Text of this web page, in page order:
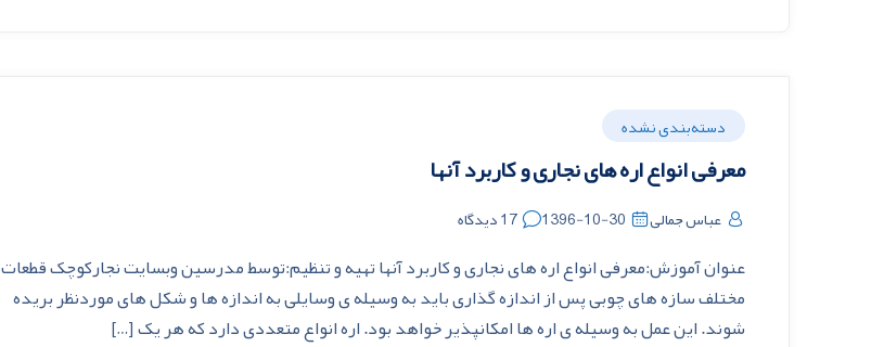
دسته‌بندی نشده
معرفی انواع اره های نجاری و کاربرد آنها
عباس جمالی 1396-10-30 17 دیدگاه
عنوان آموزش:معرفی انواع اره های نجاری و کاربرد آنها تهیه و تنظیم:توسط مدرسین وبسایت نجارکوچک قطعات
مختلف سازه های چوبی پس از اندازه گذارى بايد به وسيله ى وسايلى به اندازه ها و شکل هاى موردنظر بريده
شوند. اين عمل به وسيله ى اره ها امکانپذير خواهد بود. اره انواع متعددى دارد که هر يک […]